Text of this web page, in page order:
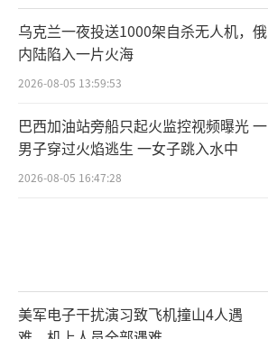
乌克兰一夜投送1000架自杀无人机，俄
内陆陷入一片火海
2026-08-05 13:59:53
巴西加油站旁船只起火监控视频曝光 一
男子穿过火焰逃生 一女子跳入水中
2026-08-05 16:47:28
美军电子干扰演习致飞机撞山4人遇